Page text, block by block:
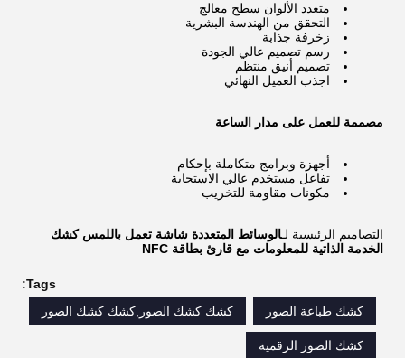
متعدد الألوان سطح معالج
التحقق من الهندسة البشرية
زخرفة جذابة
رسم تصميم عالي الجودة
تصميم أنيق منتظم
اجذب العميل النهائي
مصممة للعمل على مدار الساعة
أجهزة وبرامج متكاملة بإحكام
تفاعل مستخدم عالي الاستجابة
مكونات مقاومة للتخريب
التصاميم الرئيسية لـالوسائط المتعددة شاشة تعمل باللمس كشك
الخدمة الذاتية للمعلومات مع قارئ بطاقة NFC
Tags:
كشك طباعة الصور
كشك كشك الصور,كشك كشك الصور
كشك الصور الرقمية